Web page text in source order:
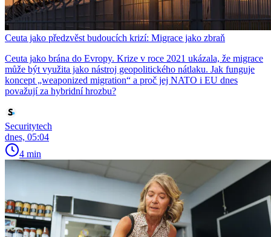
Ceuta jako předzvěst budoucích krizí: Migrace jako zbraň
Ceuta jako brána do Evropy. Krize v roce 2021 ukázala, že migrace
může být využita jako nástroj geopolitického nátlaku. Jak funguje
koncept „weaponized migration“ a proč jej NATO i EU dnes
považují za hybridní hrozbu?
Securitytech
dnes, 05:04
4 min